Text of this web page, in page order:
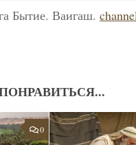
Бытие. Ваигаш.
0